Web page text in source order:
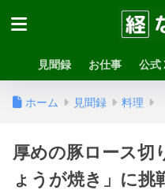
見聞録 お仕事 公式
ホーム 見聞録 料理
厚めの豚ロース切
ょうが焼き」に挑